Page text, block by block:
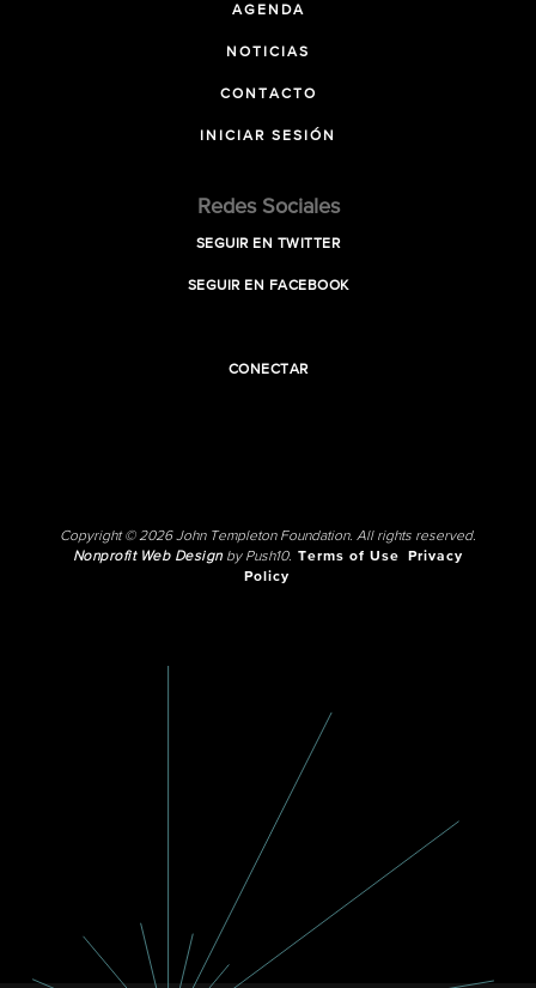
AGENDA
NOTICIAS
CONTACTO
INICIAR SESIÓN
Redes Sociales
SEGUIR EN TWITTER
SEGUIR EN FACEBOOK
CONECTAR
Copyright © 2026 John Templeton Foundation. All rights reserved.
Nonprofit Web Designby Push10. Terms of Use
Privacy
Policy